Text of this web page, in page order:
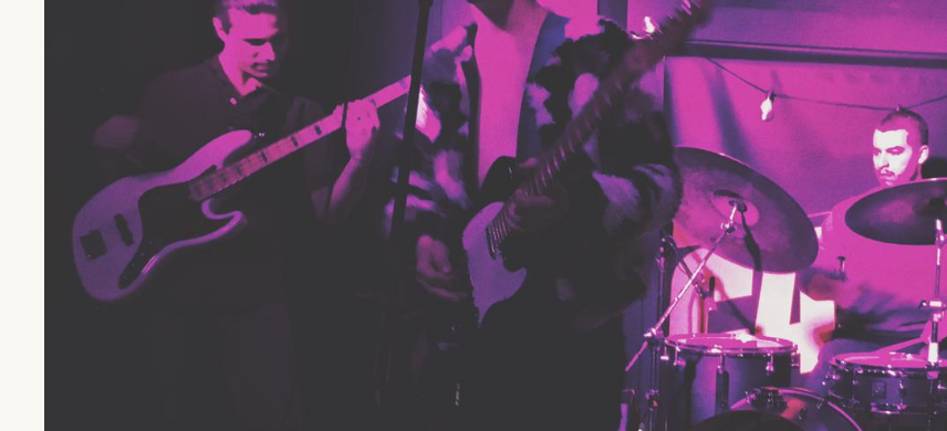
SUSCRÍBETE A NUESTRO BOLETÍN
He leído y acepto laPolítica de Privacidad Nota Legal
DARME DE ALTA